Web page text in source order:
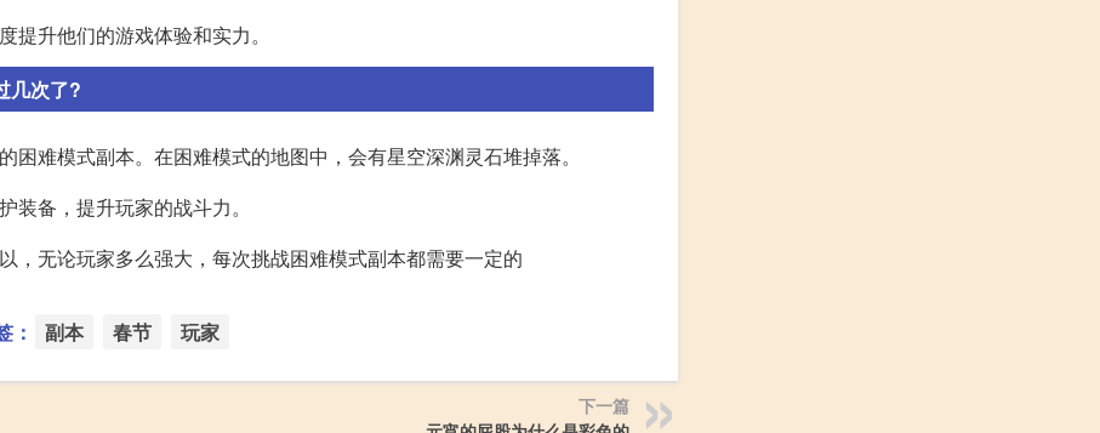
升他们的游戏体验和实力。
几次了?
难模式副本。在困难模式的地图中，会有星空深渊灵石堆掉落。
备，提升玩家的战斗力。
，无论玩家多么强大，每次挑战困难模式副本都需要一定的
： 副本 春节 玩家
下一篇